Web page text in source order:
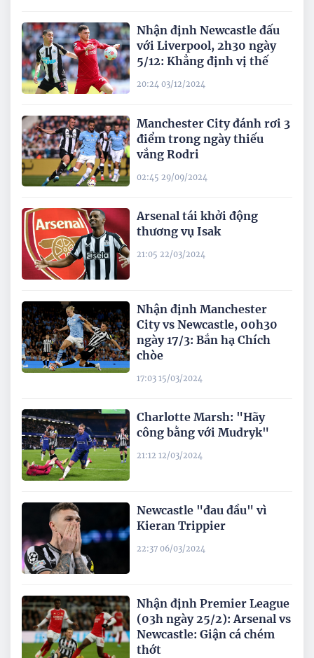
Nhận định Newcastle đấu
với Liverpool, 2h30 ngày
5/12: Khẳng định vị thế
20:24 03/12/2024
Manchester City đánh rơi 3
điểm trong ngày thiếu
vắng Rodri
02:45 29/09/2024
Arsenal tái khởi động
thương vụ Isak
21:05 22/03/2024
Nhận định Manchester
City vs Newcastle, 00h30
ngày 17/3: Bắn hạ Chích
chòe
17:03 15/03/2024
Charlotte Marsh: "Hãy
công bằng với Mudryk"
21:12 12/03/2024
Newcastle "đau đầu" vì
Kieran Trippier
22:37 06/03/2024
Nhận định Premier League
(03h ngày 25/2): Arsenal vs
Newcastle: Giận cá chém
thớt